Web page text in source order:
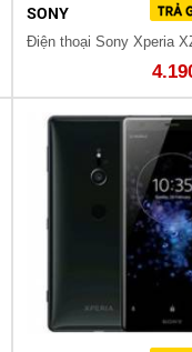
SONY
Điện thoại Sony Xperia